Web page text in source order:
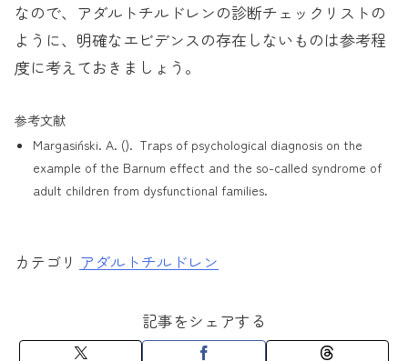
なので、アダルトチルドレンの診断チェックリストの
ように、明確なエビデンスの存在しないものは参考程
度に考えておきましょう。
参考文献
Margasiński. A. (). Traps of psychological diagnosis on the
example of the Barnum effect and the so-called syndrome of
adult children from dysfunctional families.
アダルトチルドレン
記事をシェアする